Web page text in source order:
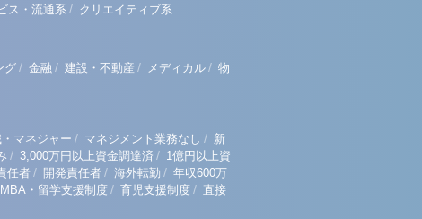
ス・流通系 / クリエイティブ系
グ / 金融 / 建設・不動産 / メディカル / 物
マネジャー / マネジメント業務なし / 新
/ 3,000万円以上資金調達済 / 1億円以上資
任者 / 開発責任者 / 海外転勤 / 年収600万
MBA・留学支援制度 / 育児支援制度 / 直接